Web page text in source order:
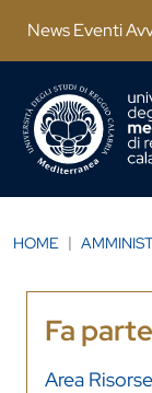
News Eventi
HOME
Fa
Area